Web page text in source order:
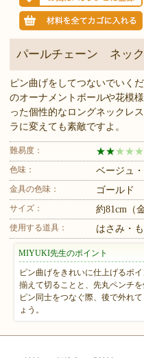
パールチェーン ネッ
ピン曲げをしてつないでいく
のオーナメントボールや花模
った個性的なロングネックレ
ラに変えても素敵ですよ。
難易度： ★★ ★ ★ ★
色味： ベージュ
金具の色味： ゴールド
サイズ： 約81cm（
使用する道具： はさみ・
MIYUKI先生のポイント
ピン曲げをきれいに仕上げるポ
揃えて切ることと、先丸ペンチを
ピン同士をつなぐ際、後で外れ
ょう。